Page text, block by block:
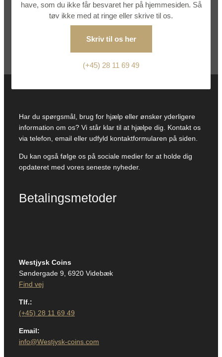
have, som du ikke får besvaret her på hjemmesiden. Så
tøv ikke med at ringe eller skrive til os.
Skriv til os her
(+45) 28 11 69 49
Har du spørgsmål, brug for hjælp eller ønsker yderligere
information om os? Vi står klar til at hjælpe dig. Kontakt os
via telefon, email eller udfyld kontaktformularen på siden.
Du kan også følge os på sociale medier for at holde dig
opdateret med vores seneste nyheder.
Betalingsmetoder
Westjysk Coins
Søndergade 9, 6920 Videbæk
Find vej
Tlf.:
(+45) 28 11 69 49
Email:
info@Westjysk-coins.com